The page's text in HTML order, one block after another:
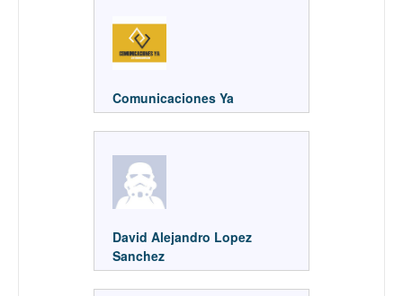
Comunicaciones Ya
David Alejandro Lopez
Sanchez